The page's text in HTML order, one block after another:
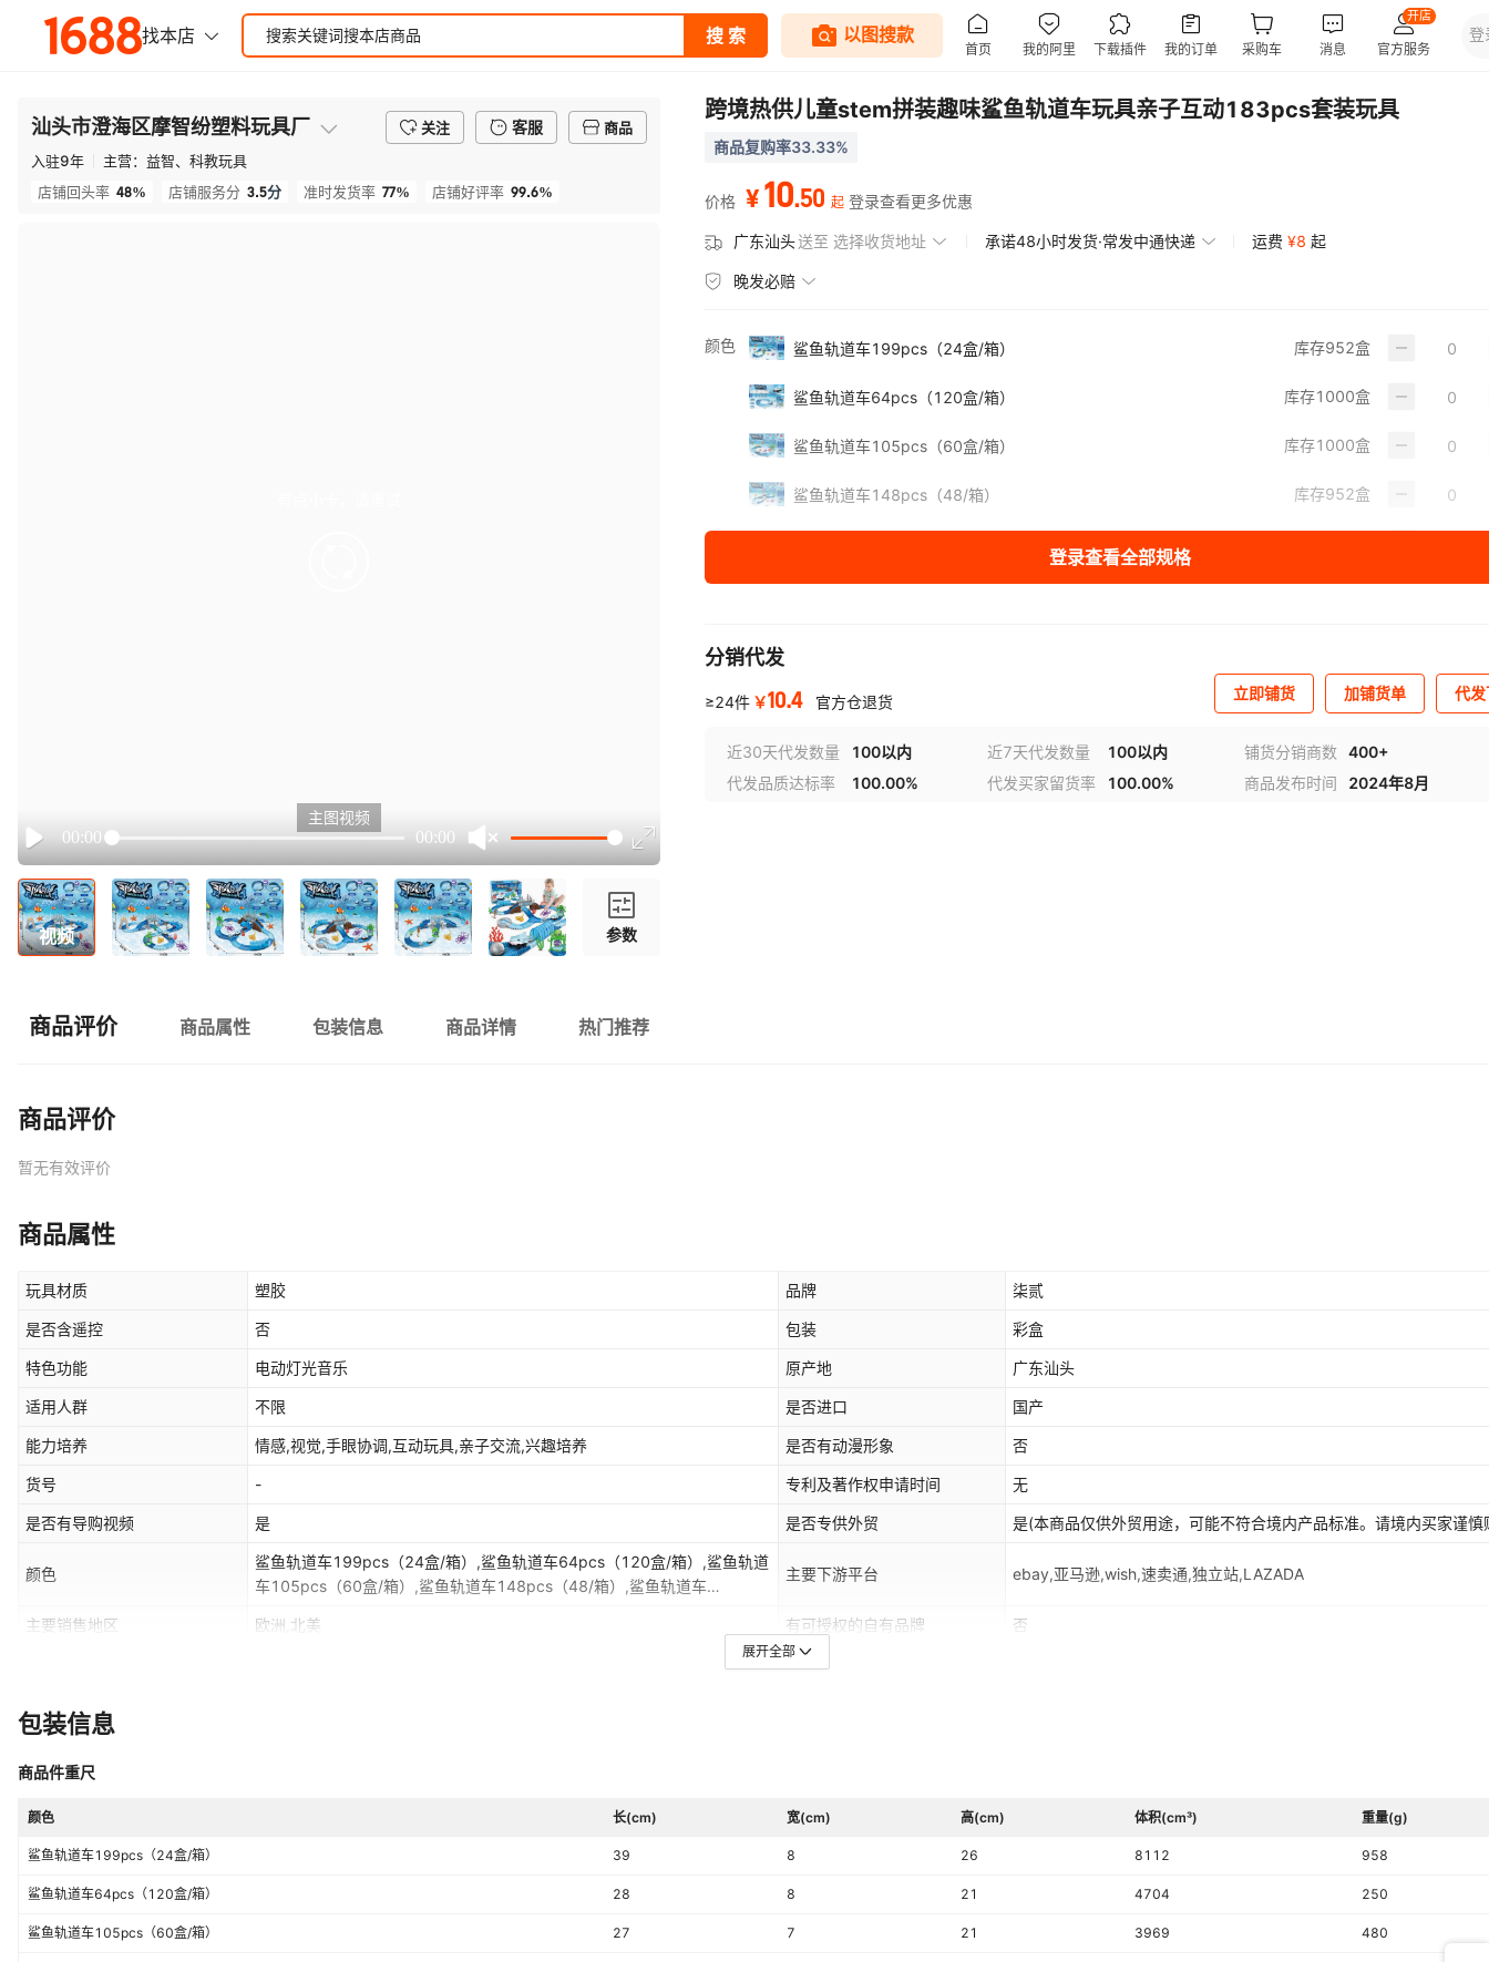
汕头市澄海区摩智纷塑料玩具厂 关注 客服
商品
入驻9年 主营： 益智、科教玩具
店铺回头率 48% 店铺服务分 3.5分 准时发货率 77% 店铺好评率 99.6%
Play
00:00 00:00
主图视频
视频 参数
跨境热供儿童stem拼装趣味鲨鱼轨道车玩具亲子互动183pcs套装玩具
商品复购率33.33%
价格 ¥10.50 起 登录查看更多优惠
广东汕头送至 选择收货地址 承诺48小时发货·常发中通快递 运费 ¥8 起
晚发必赔
颜色 鲨鱼轨道车199pcs（24盒/箱） 库存952盒
鲨鱼轨道车64pcs（120盒/箱） 库存1000盒
鲨鱼轨道车105pcs（60盒/箱） 库存1000盒
鲨鱼轨道车148pcs（48/箱） 库存952盒
登录查看全部规格
分销代发
≥24件 ￥10.4 官方仓退货 立即铺货 加铺货单 代
近30天代发数量 100以内 近7天代发数量 100以内 铺货分销商数 400+
代发品质达标率
100.00% 代发买家留货率 100.00% 商品发布时间 2024年8月
商品评价 商品属性 包装信息 商品详情 热门推荐
商品评价
暂无有效评价
商品属性
玩具材质 塑胶 品牌 柒贰
是否含遥控 否 包装 彩盒
特色功能 电动灯光音乐 原产地 广东汕头
适用人群 不限 是否进口 国产
能力培养 情感,视觉,手眼协调,互动玩具,亲子交流,兴趣培养 是否有动漫形象 否
货号 - 专利及著作权申请时间 无
是否有导购视频 是 是否专供外贸 是(本商品仅供外贸用途，可能不符合境内产品标准。请境内买家谨慎
颜色
鲨鱼轨道车199pcs（24盒/箱）,鲨鱼轨道车64pcs（120盒/箱）,鲨鱼轨道
车105pcs（60盒/箱）,鲨鱼轨道车148pcs（48/箱）,鲨鱼轨道车
264pcs（18盒/箱）
主要下游平台 ebay,亚马逊,wish,速卖通,独立站,LAZADA
主要销售地区 欧洲,北美 有可授权的自有品牌 否
适用年龄
展开全部
包装信息
商品件重尺
颜色 长(cm) 宽(cm) 高(cm) 体积(cm³) 重量(g)
鲨鱼轨道车199pcs（24盒/箱） 39 8 26 8112 958
鲨鱼轨道车64pcs（120盒/箱） 28 8 21 4704 250
鲨鱼轨道车105pcs（60盒/箱） 27 7 21 3969 480